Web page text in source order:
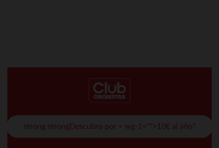
strong strongDescubro por < wg-1="">10€ al año*